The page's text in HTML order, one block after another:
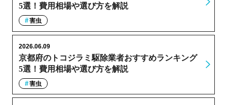
5選！費用相場や選び方を解説
害虫
京都府のトコジラミ駆除業者おすすめランキング
5選！費用相場や選び方を解説
2026.06.09
害虫